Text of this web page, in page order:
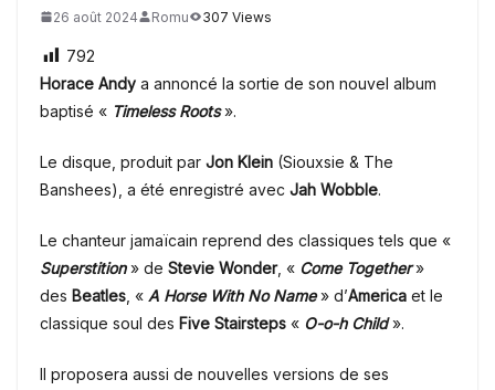
26 août 2024 Romu 307 Views
792
Horace Andy a annoncé la sortie de son nouvel album
baptisé « Timeless Roots ».
Le disque, produit par Jon Klein (Siouxsie & The
Banshees), a été enregistré avec Jah Wobble.
Le chanteur jamaïcain reprend des classiques tels que «
Superstition» de Stevie Wonder, « Come Together»
des Beatles , « A Horse With No Name» d’America et le
classique soul des Five Stairsteps « O-o-h Child».
Il proposera aussi de nouvelles versions de ses